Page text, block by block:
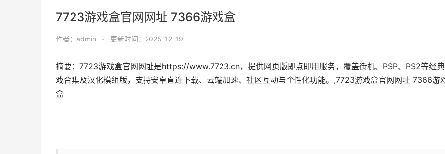
7723游戏盒官网网址 7366游戏盒
作者： admin • 更新时间：2025-12-19
摘要：7723游戏盒官网网址是https://www.7723.cn，提供网页版即点即用服务，覆盖街机、PSP、PS2等经
戏合集及汉化模组版，支持安卓直连下载、云端加速、社区互动与个性化功能。,7723游戏盒官网网址 7366游
盒